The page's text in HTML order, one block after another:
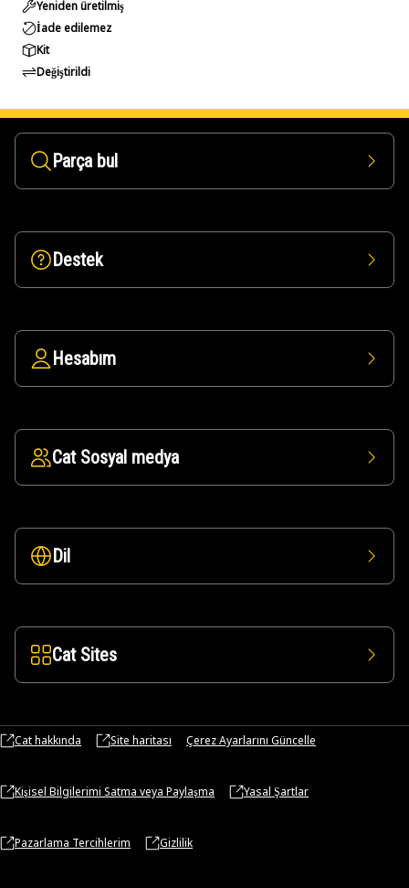
Yeniden üretilmiş
İade edilemez
Kit
Değiştirildi
Parça bul
Destek
Hesabım
Cat Sosyal medya
Dil
Cat Sites
Cat hakkında Site haritası Çerez Ayarlarını Güncelle
Kişisel Bilgilerimi Satma veya Paylaşma Yasal Şartlar
Pazarlama Tercihlerim Gizlilik